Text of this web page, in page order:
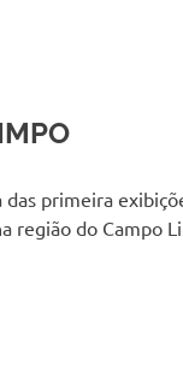
das primeira
região do Campo